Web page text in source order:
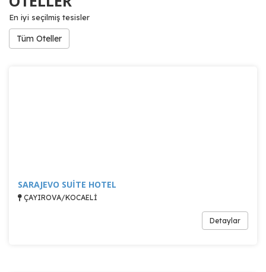
En iyi seçilmiş tesisler
Tüm Oteller
SARAJEVO SUİTE HOTEL
ÇAYIROVA/KOCAELİ
Detaylar